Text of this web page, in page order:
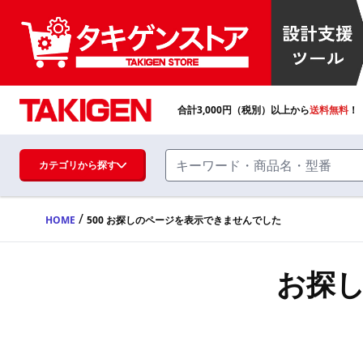
ハンドル・取手・つまみ・周辺機器
FA・A
合計3,000円（税別）以上から送料無料
カテゴリから探す
HOME / 500 お探しのページを表示できませんでした
お探